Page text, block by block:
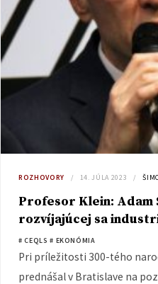
ROZHOVORY 14. JÚLA 2023
Profesor Klein:
rozvíjajúcej sa
# CEQLS # EKONÓMIA
Pri príležitosti 300-tého
prednášal v Bratislave na